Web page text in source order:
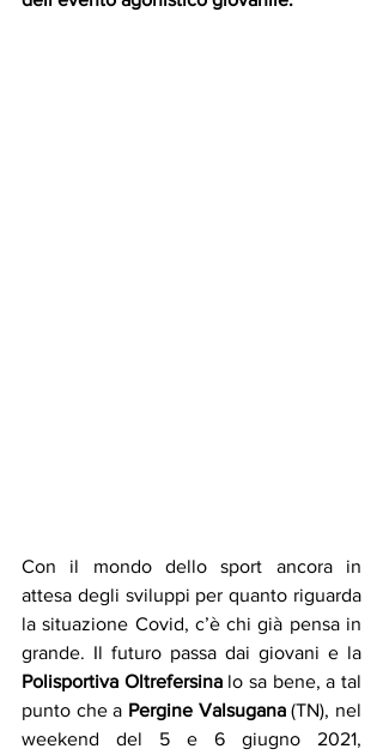
Con il mondo dello sport ancora in
attesa degli sviluppi per quanto riguarda
la situazione Covid, c’è chi già pensa in
Polisportiva Oltrefersina lo sa bene, a tal
punto che a Pergine Valsugana (TN), nel
weekend del 5 e 6 giugno 2021,